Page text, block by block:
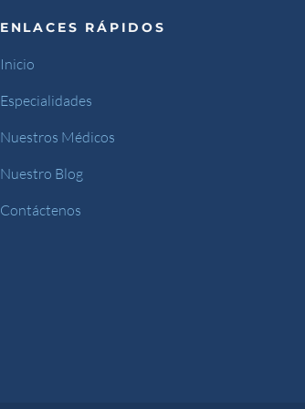
ENLACES RÁPIDOS
Inicio
Especialidades
Nuestros Médicos
Nuestro Blog
Contáctenos